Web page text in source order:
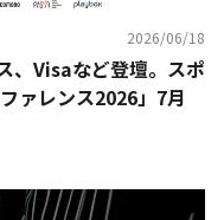
2026/06/18
、Visaなど登壇。スポ
ァレンス2026」7月